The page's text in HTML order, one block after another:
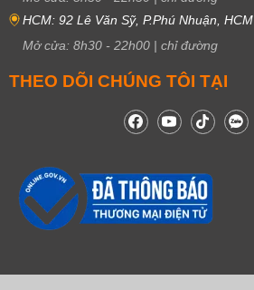
HCM: 92 Lê Văn Sỹ, P.Phú Nhuận, HCM
Mở cửa: 8h30 - 22h00 | chỉ đường
THEO DÕI CHÚNG TÔI TẠI